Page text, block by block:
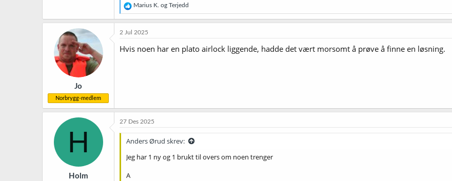
R
e
a
k
o
Marius K. og Terjedd
Jo
Norbrygg-medlem
2 Jul 2025
Hvis noen har en plato airlock liggende, hadde det vært morsomt å prøve å finne en løsning.
H
Holm
27 Des 2025
Anders Ørud skrev:
Jeg har 1 ny og 1 brukt til overs om noen trenger
A